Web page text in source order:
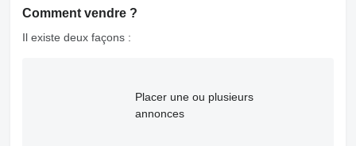
Comment vendre ?
Il existe deux façons :
Placer une ou plusieurs
annonces